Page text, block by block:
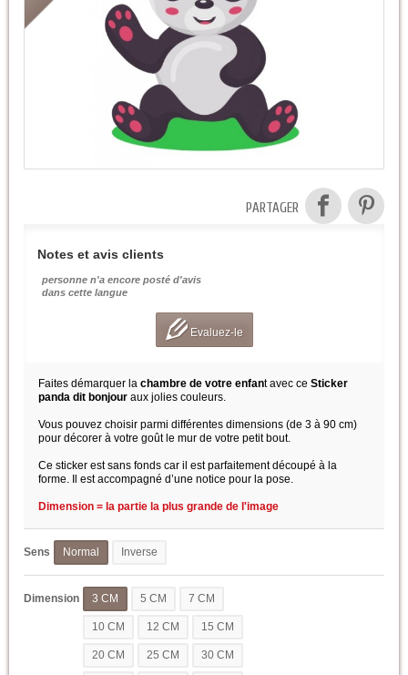
PARTAGER
Notes et avis clients
personne n'a encore posté d'avis
dans cette langue
Evaluez-le
Faites démarquer la chambre de votre enfant avec ce Sticker
panda dit bonjour aux jolies couleurs.
Vous pouvez choisir parmi différentes dimensions (de 3 à 90 cm)
pour décorer à votre goût le mur de votre petit bout.
Ce sticker est sans fonds car il est parfaitement découpé à la
forme. Il est accompagné d’une notice pour la pose.
Dimension = la partie la plus grande de l'image
Sens Normal Inverse
Dimension 3 CM 5 CM 7 CM
10 CM 12 CM 15 CM
20 CM 25 CM 30 CM